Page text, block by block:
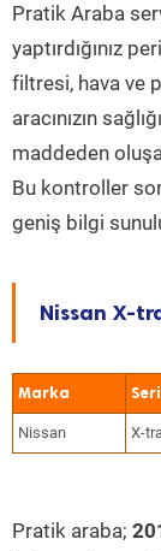
Pratik Araba
yaptırdığınız
filtresi, hava ve
aracınızın
maddeden
Bu kontroller
geniş bilgi
Nissan X-
Marka Seri
Nissan X-
Pratik araba;